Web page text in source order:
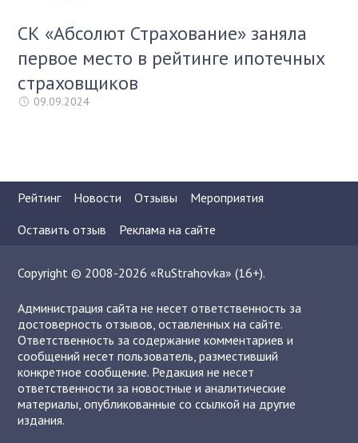
СК «Абсолют Страхование» заняла
первое место в рейтинге ипотечных
страховщиков
09.09.2024
Рейтинг Новости Отзывы
Мероприятия
Оставить отзыв
Реклама на сайте
Copyright © 2008-2026 «RuStrahovka» (16+).
Администрация сайта не несет ответственность за
достоверность отзывов, оставленных на сайте.
Ответственность за содержание комментариев и
сообщений несет пользователь, разместивший
конкретное сообщение. Редакция не несет
ответственности за новостные и аналитические
материалы, опубликованные со ссылкой на другие
издания.